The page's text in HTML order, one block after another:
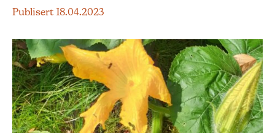
Publisert 18.04.2023